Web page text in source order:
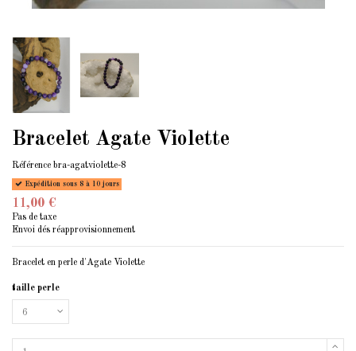
Bracelet Agate Violette
Référence bra-agatviolette-8
Expédition sous 8 à 10 jours
11,00 €
Pas de taxe
Envoi dés réapprovisionnement
Bracelet en perle d'Agate Violette
taille perle